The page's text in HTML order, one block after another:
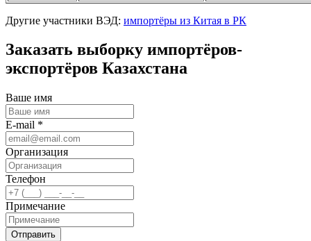
Другие участники ВЭД: импортёры из Китая в РК
Заказать выборку импортёров-
экспортёров Казахстана
Ваше имя
E-mail *
Организация
Телефон
Примечание
Отправить